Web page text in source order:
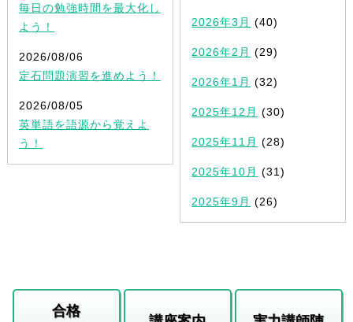
毎日の勉強時間を最大化し
よう！
2026/08/06
定石問題演習を進めよう！
2026/08/05
英単語を語源から覚えよ
う！
2026年3月 (40)
2026年2月 (29)
2026年1月 (32)
2025年12月 (30)
2025年11月 (28)
2025年10月 (31)
2025年9月 (26)
合格